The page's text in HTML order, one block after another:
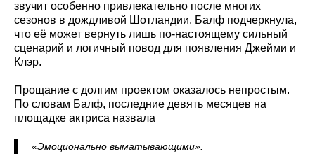
звучит особенно привлекательно после многих
сезонов в дождливой Шотландии. Балф подчеркнула,
что её может вернуть лишь по‑настоящему сильный
сценарий и логичный повод для появления Джейми и
Клэр.
Прощание с долгим проектом оказалось непростым.
По словам Балф, последние девять месяцев на
площадке актриса назвала
«Эмоционально выматывающими».